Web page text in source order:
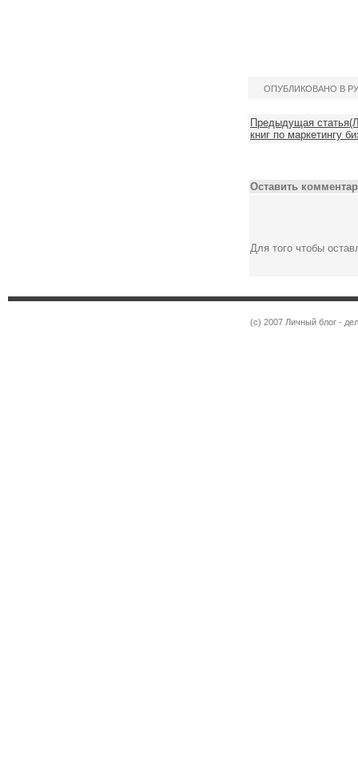
ОПУБЛИКОВАНО В
Предыдущая
книг по маркетингу
Оставить
Для того чтобы
(c) 2007 Личный блог -